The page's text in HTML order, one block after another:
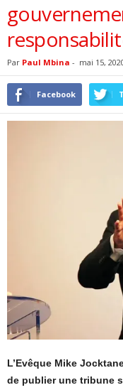
Par Paul Mbina - mai 15,
Facebook
L’Evêque Mike
de publier une tribune